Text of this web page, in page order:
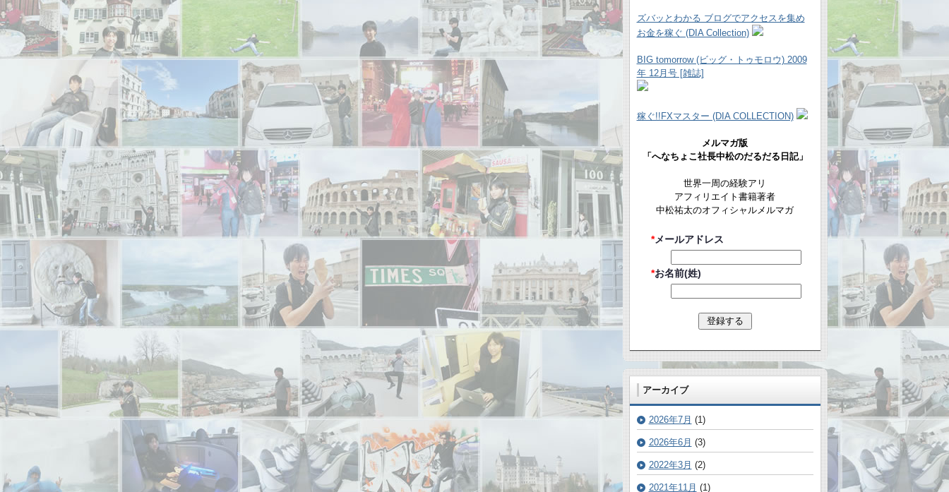
ズバッとわかる ブログでアクセスを集め
お金を稼ぐ (DIA Collection)
BIG tomorrow (ビッグ・トゥモロウ) 2009
年 12月号 [雑誌]
稼ぐ!!FXマスター (DIA COLLECTION)
メルマガ版
「へなちょこ社長中松のだるだる日記」
世界一周の経験アリ
アフィリエイト書籍著者
中松祐太のオフィシャルメルマガ
*メールアドレス
*お名前(姓)
アーカイブ
2026年7月 (1)
2026年6月 (3)
2022年3月 (2)
2021年11月 (1)